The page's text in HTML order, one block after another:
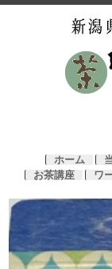
ホーム
お茶講座
ワ